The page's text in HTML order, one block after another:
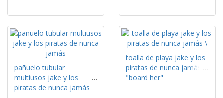
pañuelo tubular
multiusos jake y los
piratas de nunca jamás
toalla de playa jake y los
piratas de nunca jamás
"board her"